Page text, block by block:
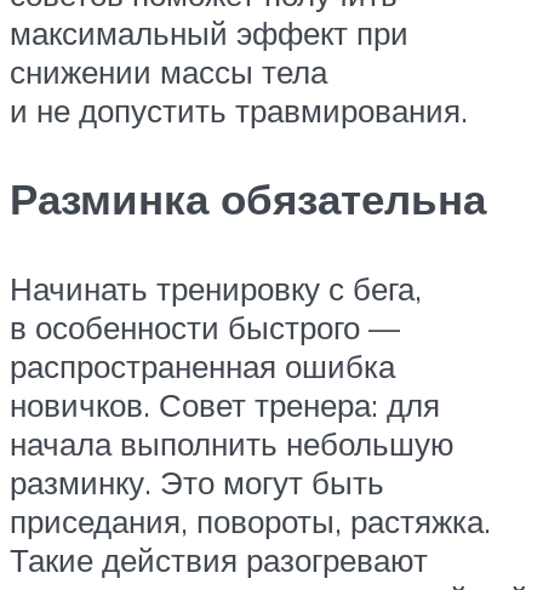
максимальный эффект при
снижении массы тела
и не допустить травмирования.
Разминка обязательна
Начинать тренировку с бега,
в особенности быстрого —
распространенная ошибка
новичков. Совет тренера: для
начала выполнить небольшую
разминку. Это могут быть
приседания, повороты, растяжка.
Такие действия разогревают